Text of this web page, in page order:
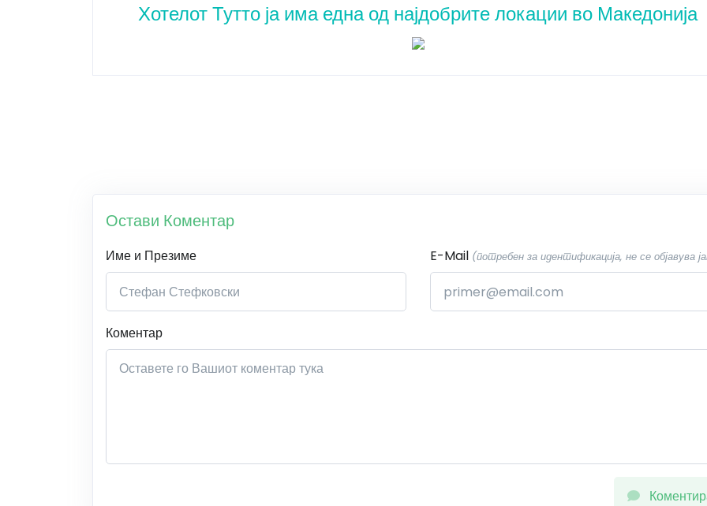
Хотелот Тутто ја има една од најдобрите локации во Македонија
Остави Коментар
Име и Презиме E-Mail (потребен за идентификација, не се објавува
Коментар